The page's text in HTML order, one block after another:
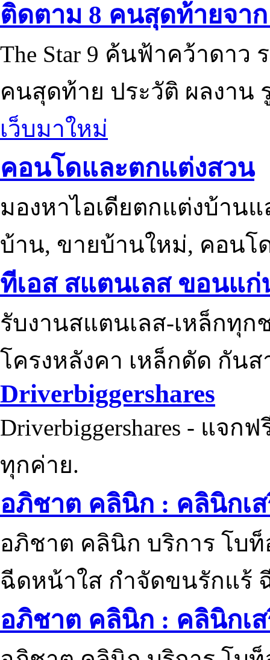
ติดตาม 8 คนสุดท้ายจาก
The Star 9 ค้นฟ้าคว้าดาว
คนสุดท้าย ประวัติ ผลงาน
เว็บมาใหม่
คอนโดและตกแต่งสวน
มองหาไอเดียตกแต่งบ้าน
บ้าน, ขายบ้านใหม่, คอนโ
ทีเอส สแตนเลส ขอนแก่
รับงานสแตนเลส-เหล็กทุ
โครงหลังคา เหล็กดัด กัน
Driverbiggershares
Driverbiggershares - แจก
ทุกค่าย.
อภิชาต คลินิก : คลินิกเ
อภิชาต คลินิก บริการ โบ
ฉีดหน้าใส กำจัดขนรักแร้
อภิชาต คลินิก : คลินิกเ